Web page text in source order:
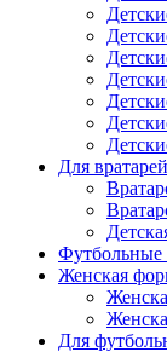
Для вратарей
Футбольные
Женская
Для